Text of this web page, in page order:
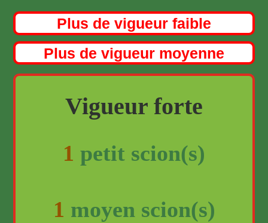
Plus de vigueur faible
Plus de vigueur moyenne
Vigueur forte
1 petit scion(s)
1 moyen scion(s)